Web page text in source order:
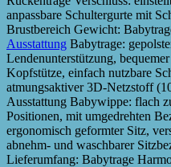
anpassbare Schultergurte mit
Brustbereich Gewicht:
Ausstattung Babytrage:
Lendenunterstützung,
Kopfstütze, einfach nutzbare
atmungsaktiver 3D-Netzstoff
Ausstattung Babywippe: flach
Positionen, mit umgedrehten
ergonomisch geformter Sitz,
abnehm- und waschbarer
Lieferumfang: Babytrage